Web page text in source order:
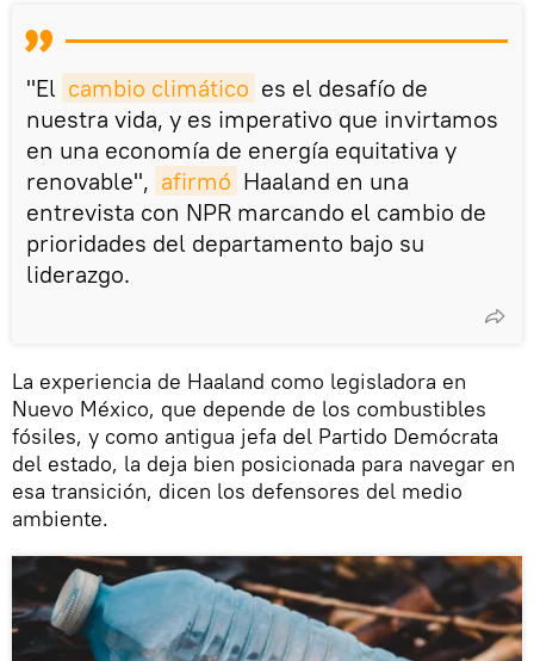
"El cambio climático es el desafío de
nuestra vida, y es imperativo que invirtamos
en una economía de energía equitativa y
renovable", afirmó Haaland en una
entrevista con NPR marcando el cambio de
prioridades del departamento bajo su
liderazgo.
La experiencia de Haaland como legisladora en
Nuevo México, que depende de los combustibles
fósiles, y como antigua jefa del Partido Demócrata
del estado, la deja bien posicionada para navegar en
esa transición, dicen los defensores del medio
ambiente.